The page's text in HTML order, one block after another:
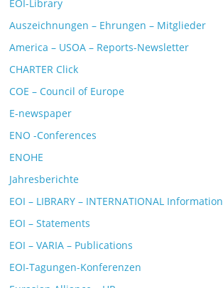
EOI-Library
Auszeichnungen – Ehrungen – Mitglieder
America – USOA – Reports-Newsletter
CHARTER Click
COE – Council of Europe
E-newspaper
ENO -Conferences
ENOHE
Jahresberichte
EOI – LIBRARY – INTERNATIONAL Information
EOI – Statements
EOI – VARIA – Publications
EOI-Tagungen-Konferenzen